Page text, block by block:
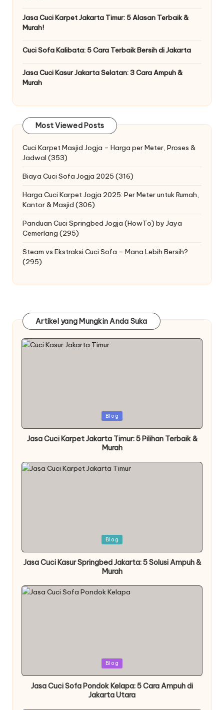
Jasa Cuci Karpet Jakarta Timur: 5 Alasan Terbaik &
Murah!
Cuci Sofa Kalibata: 5 Cara Terbaik Bersih di Jakarta
Jasa Cuci Kasur Jakarta Selatan: 3 Cara Ampuh &
Murah
Most Viewed Posts
Cuci Karpet Masjid Jogja – Harga per Meter, Proses &
Jadwal (353)
Biaya Cuci Sofa Jogja 2025 (316)
Harga Cuci Karpet Jogja 2025: Per Meter untuk Rumah,
Kantor & Masjid (306)
Panduan Cuci Springbed Jogja (HowTo) by Jaya
Cemerlang (295)
Steam vs Ekstraksi Cuci Sofa – Mana Lebih Bersih?
(295)
Artikel yang Mungkin Anda Suka
Blog
Jasa Cuci Karpet Jakarta Timur: 5 Pilihan Terbaik &
Murah
Blog
Jasa Cuci Kasur Springbed Jakarta: 5 Solusi Ampuh &
Murah
Blog
Jasa Cuci Sofa Pondok Kelapa: 5 Cara Ampuh di
Jakarta Utara